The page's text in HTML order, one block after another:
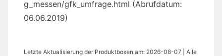
g_messen/gfk_umfrage.html (Abrufdatum:
06.06.2019)
Letzte Aktualisierung der Produktboxen am: 2026-08-07 | Alle